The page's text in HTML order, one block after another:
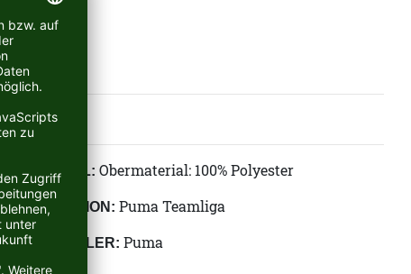
MATERIAL: Obermaterial: 100% Polyester
KOLLEKTION: Puma Teamliga
HERSTELLER: Puma
Puma SE